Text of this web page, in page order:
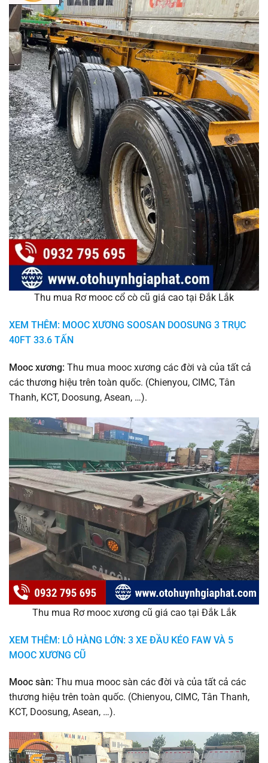
Thu mua Rơ mooc cổ cò cũ giá cao tại Đắk Lắk
XEM THÊM: MOOC XƯƠNG SOOSAN DOOSUNG 3 TRỤC
40FT 33.6 TẤN
Mooc xương: Thu mua mooc xương các đời và của tất cả
các thương hiệu trên toàn quốc. (Chienyou, CIMC, Tân
Thanh, KCT, Doosung, Asean, …).
Thu mua Rơ mooc xương cũ giá cao tại Đắk Lắk
XEM THÊM: LÔ HÀNG LỚN: 3 XE ĐẦU KÉO FAW VÀ 5
MOOC XƯƠNG CŨ
Mooc sàn: Thu mua mooc sàn các đời và của tất cả các
thương hiệu trên toàn quốc. (Chienyou, CIMC, Tân Thanh,
KCT, Doosung, Asean, …).